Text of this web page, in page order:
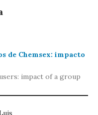
de Chemsex: impacto
impact of a group